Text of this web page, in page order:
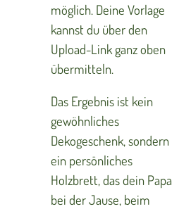
möglich. Deine Vorlage
kannst du über den
Upload-Link ganz oben
übermitteln.
Das Ergebnis ist kein
gewöhnliches
Dekogeschenk, sondern
ein persönliches
Holzbrett, das dein Papa
bei der Jause, beim